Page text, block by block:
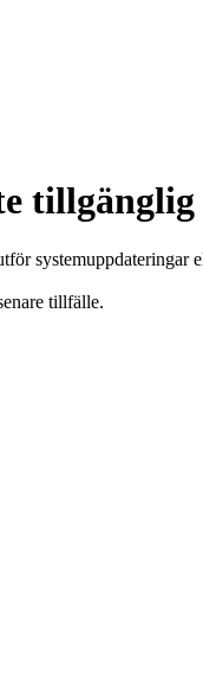
systemuppdateringar
tillfälle.